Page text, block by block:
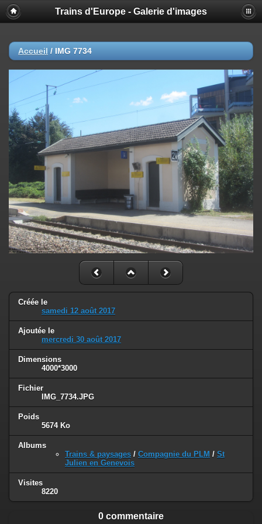
Trains d'Europe - Galerie d'images
Accueil / IMG 7734
Créée le
samedi 12 août 2017
Ajoutée le
mercredi 30 août 2017
Dimensions
4000*3000
Fichier
IMG_7734.JPG
Poids
5674 Ko
Albums
Trains & paysages / Compagnie du PLM / St
Julien en Genevois
Visites
8220
0 commentaire